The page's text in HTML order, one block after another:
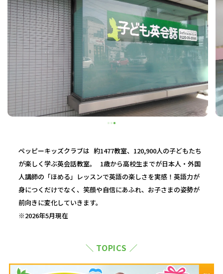
ペッピーキッズクラブは 約1477教室、120,900人の子どもたち
が楽しく学ぶ英会話教室。 1歳から高校生までが日本人・外国
人講師の「ほめる」レッスンで英語の楽しさを実感！英語力が
身につくだけでなく、笑顔や自信にあふれ、お子さまの姿勢が
前向きに変化していきます。
※2026年5月現在
＼ TOPICS ／